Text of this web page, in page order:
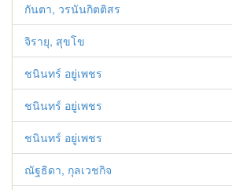
กันตา, วรนันกิตติสร
จิรายุ, สุขโข
ชนินทร์ อยู่เพชร
ชนินทร์ อยู่เพชร
ชนินทร์ อยู่เพชร
ณัฐธิดา, กุลเวชกิจ